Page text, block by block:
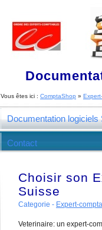
Vous êtes ici : ComptaShop »
Documentation logiciels
Contact
Choisir son
Suisse
Categorie - Expert-
Veterinaire: un expert-